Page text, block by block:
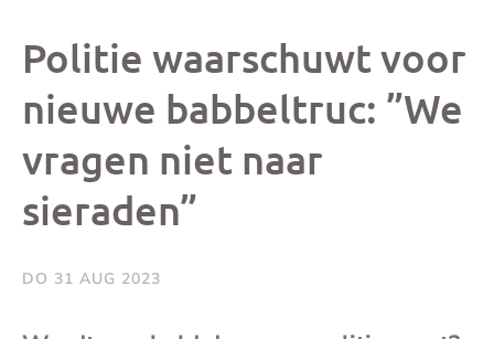
op
berichtbericht
Politie waarschuwt voor
nieuwe babbeltruc: ”We
vragen niet naar
sieraden”
DO 31 AUG 2023